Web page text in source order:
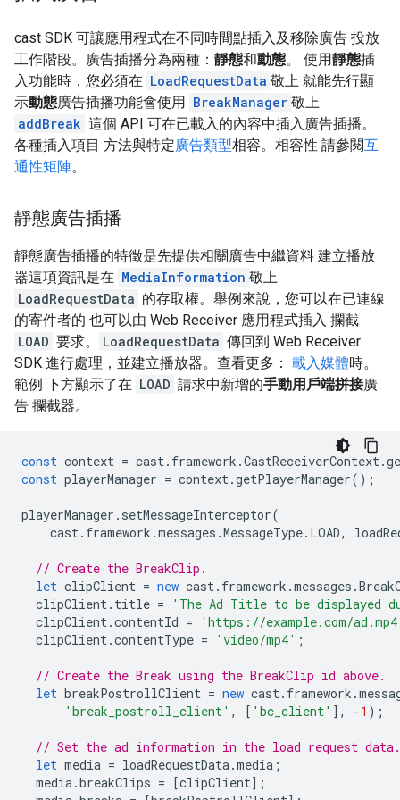
cast SDK 可讓應用程式在不同時間點插入及移除廣告 投放
工作階段。廣告插播分為兩種： 靜態和動態。 使用靜態插
入功能時，您必須在 LoadRequestData 敬上 就能先行顯
示動態廣告插播功能會使用 BreakManager 敬上
addBreak 這個 API 可在已載入的內容中插入廣告插播。
各種插入項目 方法與特定廣告類型相容。相容性 請參閱互
通性矩陣。
靜態廣告插播
靜態廣告插播的特徵是先提供相關廣告中繼資料 建立播放
器這項資訊是在 MediaInformation 敬上
LoadRequestData 的存取權。舉例來說，您可以在已連線
的寄件者的 也可以由 Web Receiver 應用程式插入 攔截
LOAD 要求。 LoadRequestData 傳回到 Web Receiver
SDK 進行處理，並建立播放器。查看更多： 載入媒體時。
範例 下方顯示了在 LOAD 請求中新增的手動用戶端拼接廣
告 攔截器。
const context = cast. framework .CastReceiverContext.
const playerManager = context.getPlayerManager();
playerManager . setMessageInterceptor(
cast. framework .messages .MessageType. LOAD,
// Create the BreakClip.
let clipClient = new cast. framework .messages .
clipClient. title =
'The Ad Title to be displayed
clipClient.contentId =
'https://example.com/
clipClient.contentType = 'video/mp4' ;
// Create the Break using the BreakClip id above.
let breakPostrollClient = new cast. framework .
'break_postroll_client' , [ 'bc_client' ], -1 );
// Set the ad information in the load request data.
let media = loadRequestData.media ;
media.breakClips = [clipClient];